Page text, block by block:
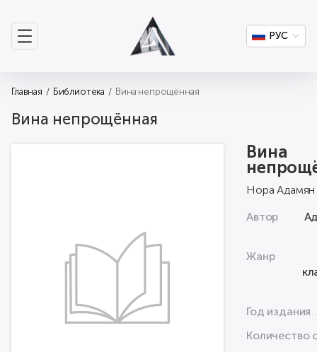
РУС
Главная Библиотека Вина непрощённая
Вина непрощённая
Вина
Нора Адамян
Автор
Жанр
Год издания
Количество